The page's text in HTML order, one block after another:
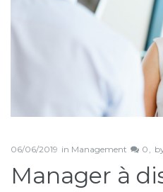
06/06/2019 in Management 0
Manager à